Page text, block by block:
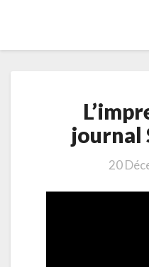
journal
20